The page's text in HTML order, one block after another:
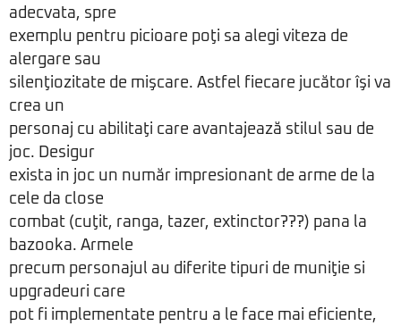
adecvata, spre
exemplu pentru picioare poţi sa alegi viteza de
alergare sau
silenţiozitate de mişcare. Astfel fiecare jucător îşi va
crea un
personaj cu abilitaţi care avantajează stilul sau de
joc. Desigur
exista in joc un număr impresionant de arme de la
cele da close
combat (cuţit, ranga, tazer, extinctor???) pana la
bazooka. Armele
precum personajul au diferite tipuri de muniţie si
upgradeuri care
pot fi implementate pentru a le face mai eficiente,